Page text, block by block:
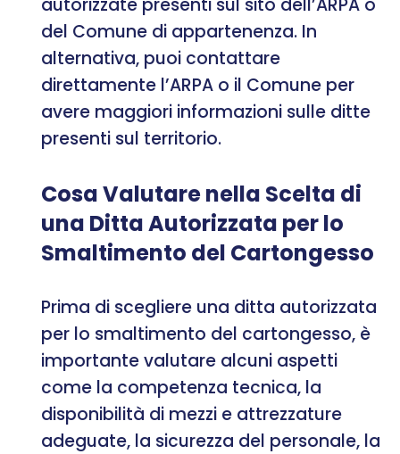
del Comune di appartenenza. In
alternativa, puoi contattare
direttamente l’ARPA o il Comune per
avere maggiori informazioni sulle ditte
presenti sul territorio.
Cosa Valutare nella Scelta di
una Ditta Autorizzata per lo
Smaltimento del Cartongesso
Prima di scegliere una ditta autorizzata
per lo smaltimento del cartongesso, è
importante valutare alcuni aspetti
come la competenza tecnica, la
disponibilità di mezzi e attrezzature
adeguate, la sicurezza del personale, la